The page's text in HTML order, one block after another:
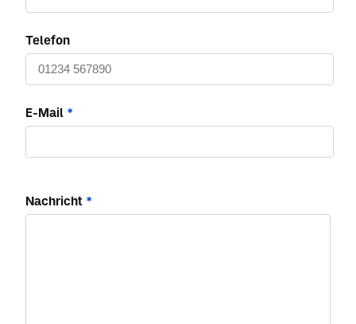
Telefon
E-Mail *
Nachricht *